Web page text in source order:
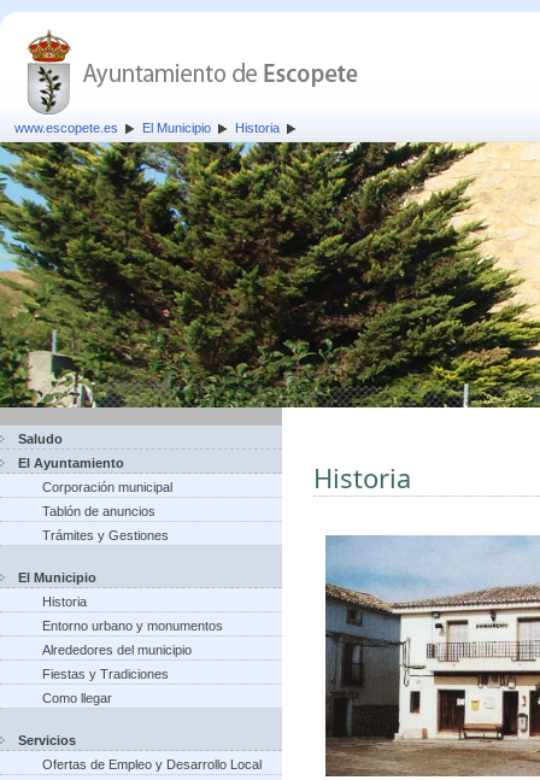
www.escopete.es El Municipio Historia
Saludo
El Ayuntamiento
Corporación municipal
Tablón de anuncios
Trámites y Gestiones
El Municipio
Historia
Entorno urbano y monumentos
Alrededores del municipio
Fiestas y Tradiciones
Como llegar
Servicios
Ofertas de Empleo y Desarrollo Local
Historia